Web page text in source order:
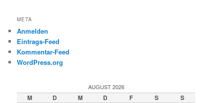
META
Anmelden
Eintrags-Feed
Kommentar-Feed
WordPress.org
AUGUST 2026
M D M D F S
S